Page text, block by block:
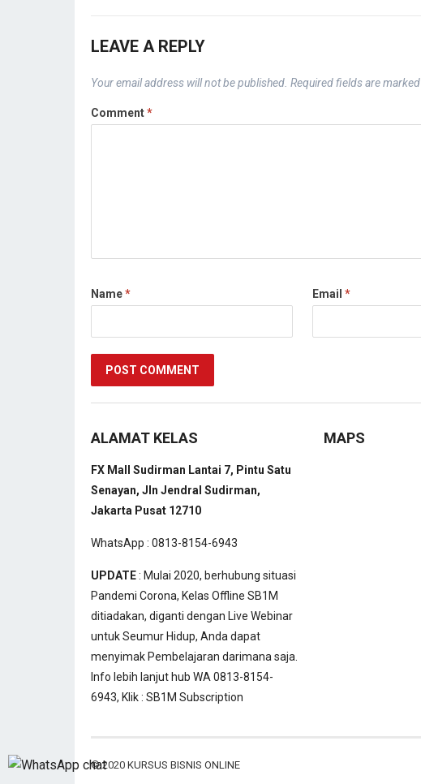
LEAVE A REPLY
Your email address will not be published. Required fields are marked
Comment*
Name* Email *
ALAMAT KELAS
FX Mall Sudirman Lantai 7, Pintu Satu
Senayan, Jln Jendral Sudirman,
Jakarta Pusat 12710
WhatsApp : 0813-8154-6943
UPDATE: Mulai 2020, berhubung situasi
Pandemi Corona, Kelas Offline SB1M
ditiadakan, diganti dengan Live Webinar
untuk Seumur Hidup, Anda dapat
menyimak Pembelajaran darimana saja.
Info lebih lanjut hub WA 0813-8154-
6943, Klik : SB1M Subscription
MAPS
© 2020 KURSUS BISNIS ONLINE